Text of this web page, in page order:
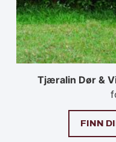
Tjæralin Dør &
FINN